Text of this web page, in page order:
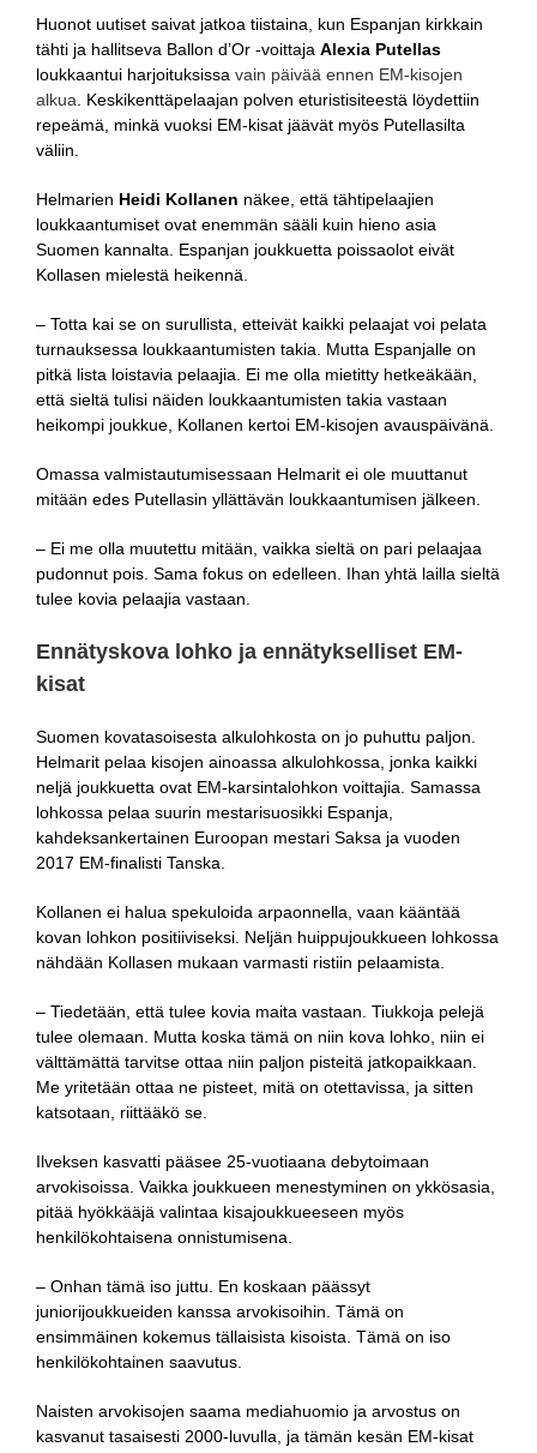
Huonot uutiset saivat jatkoa tiistaina, kun Espanjan kirkkain
tähti ja hallitseva Ballon d’Or -voittaja Alexia Putellas
loukkaantui harjoituksissa vain päivää ennen EM-kisojen
alkua . Keskikenttäpelaajan polven eturistisiteestä löydettiin
repeämä, minkä vuoksi EM-kisat jäävät myös Putellasilta
väliin.
Helmarien Heidi Kollanen näkee, että tähtipelaajien
loukkaantumiset ovat enemmän sääli kuin hieno asia
Suomen kannalta. Espanjan joukkuetta poissaolot eivät
Kollasen mielestä heikennä.
– Totta kai se on surullista, etteivät kaikki pelaajat voi pelata
turnauksessa loukkaantumisten takia. Mutta Espanjalle on
pitkä lista loistavia pelaajia. Ei me olla mietitty hetkeäkään,
että sieltä tulisi näiden loukkaantumisten takia vastaan
heikompi joukkue, Kollanen kertoi EM-kisojen avauspäivänä.
Omassa valmistautumisessaan Helmarit ei ole muuttanut
mitään edes Putellasin yllättävän loukkaantumisen jälkeen.
– Ei me olla muutettu mitään, vaikka sieltä on pari pelaajaa
pudonnut pois. Sama fokus on edelleen. Ihan yhtä lailla sieltä
tulee kovia pelaajia vastaan.
Ennätyskova lohko ja ennätykselliset EM-
kisat
Suomen kovatasoisesta alkulohkosta on jo puhuttu paljon.
Helmarit pelaa kisojen ainoassa alkulohkossa, jonka kaikki
neljä joukkuetta ovat EM-karsintalohkon voittajia. Samassa
lohkossa pelaa suurin mestarisuosikki Espanja,
kahdeksankertainen Euroopan mestari Saksa ja vuoden
2017 EM-finalisti Tanska.
Kollanen ei halua spekuloida arpaonnella, vaan kääntää
kovan lohkon positiiviseksi. Neljän huippujoukkueen lohkossa
nähdään Kollasen mukaan varmasti ristiin pelaamista.
– Tiedetään, että tulee kovia maita vastaan. Tiukkoja pelejä
tulee olemaan. Mutta koska tämä on niin kova lohko, niin ei
välttämättä tarvitse ottaa niin paljon pisteitä jatkopaikkaan.
Me yritetään ottaa ne pisteet, mitä on otettavissa, ja sitten
katsotaan, riittääkö se.
Ilveksen kasvatti pääsee 25-vuotiaana debytoimaan
arvokisoissa. Vaikka joukkueen menestyminen on ykkösasia,
pitää hyökkääjä valintaa kisajoukkueeseen myös
henkilökohtaisena onnistumisena.
– Onhan tämä iso juttu. En koskaan päässyt
juniorijoukkueiden kanssa arvokisoihin. Tämä on
ensimmäinen kokemus tällaisista kisoista. Tämä on iso
henkilökohtainen saavutus.
Naisten arvokisojen saama mediahuomio ja arvostus on
kasvanut tasaisesti 2000-luvulla, ja tämän kesän EM-kisat